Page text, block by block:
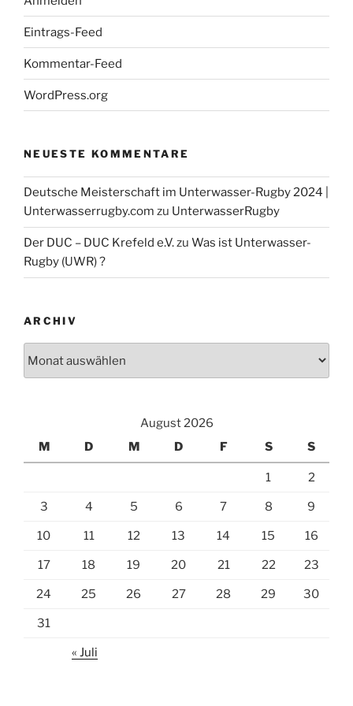
Euro League Schweden
23. / 24.3. Unterwasser-Rugby Euro-League
Schweden
DUC Krefeld Unterwasser-Rugby bei
Facebook
Die Unterwasser-Rugby Abteilung auf Facebook ...
Eintrags-Feed
Kommentar-Feed
WordPress.org
NEUESTE KOMMENTARE
Deutsche Meisterschaft im Unterwasser-Rugby 2024 |
Unterwasserrugby.com zu UnterwasserRugby
Der DUC – DUC Krefeld e.V.zu Was ist Unterwasser-
Rugby (UWR) ?
ARCHIV
August 2026
M
D M D F S S
1 2
3 4 5 6 7 8 9
10 11 12 13 14 15 16
17 18 19 20 21 22 23
24 25 26 27 28 29 30
31
« Juli